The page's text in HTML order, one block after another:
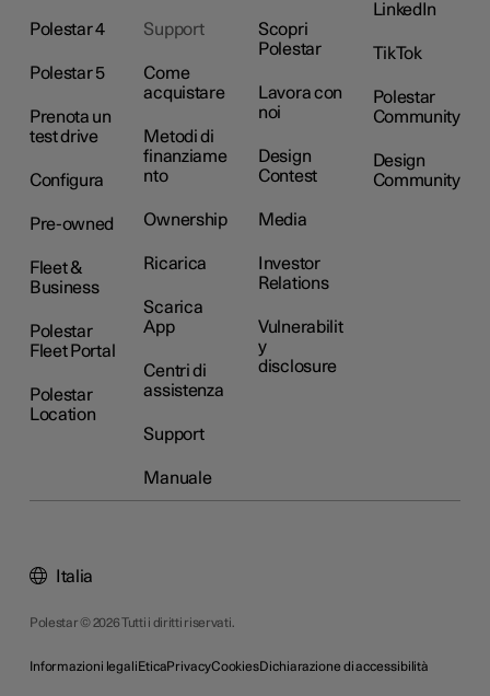
Polestar 4
Polestar 5
Prenota un
test drive
Configura
Pre-owned
Fleet &
Business
Polestar
Fleet Portal
Polestar
Location
Support
Come
acquistare
Metodi di
finanziame
nto
Ownership
Ricarica
Scarica
App
Centri di
assistenza
Support
Manuale
Scopri
Polestar
Lavora con
noi
Design
Contest
Media
Investor
Relations
Vulnerabilit
y
disclosure
LinkedIn
TikTok
Polestar
Community
Design
Community
Polestar © 2026 Tutti i diritti riservati.
Informazioni legaliEticaPrivacyCookiesDichiarazione di accessibilità
Italia